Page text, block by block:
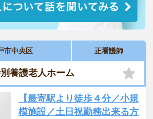
市中央区 正看護師
養護老人ホーム
【最寄駅より徒歩４分／小規
模施設／土日祝勤務出来る方